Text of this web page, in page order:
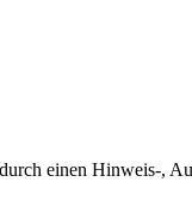
einen Hinweis-,